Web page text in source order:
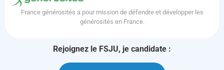
France générosités a pour mission de défendre et développer les
générosités en France.
Rejoignez le FSJU, je candidate :